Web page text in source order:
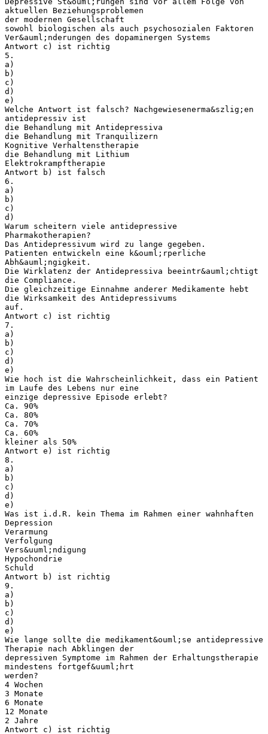
aktuellen Beziehungsproblemen
der modernen Gesellschaft
sowohl biologischen als auch psychosozialen Faktoren
Ver&auml;nderungen des dopaminergen Systems
Antwort c) ist richtig
5.
a)
b)
c)
d)
e)
Welche Antwort ist falsch? Nachgewiesenerma&szlig;en
antidepressiv ist
die Behandlung mit Antidepressiva
die Behandlung mit Tranquilizern
Kognitive Verhaltenstherapie
die Behandlung mit Lithium
Elektrokrampftherapie
Antwort b) ist falsch
6.
a)
b)
c)
d)
Warum scheitern viele antidepressive
Pharmakotherapien?
Das Antidepressivum wird zu lange gegeben.
Patienten entwickeln eine k&ouml;rperliche
Abh&auml;ngigkeit.
Die Wirklatenz der Antidepressiva beeintr&auml;chtigt
die Compliance.
Die gleichzeitige Einnahme anderer Medikamente hebt
die Wirksamkeit des Antidepressivums
auf.
Antwort c) ist richtig
7.
a)
b)
c)
d)
e)
Wie hoch ist die Wahrscheinlichkeit, dass ein Patient
im Laufe des Lebens nur eine
einzige depressive Episode erlebt?
Ca. 90%
Ca. 80%
Ca. 70%
Ca. 60%
kleiner als 50%
Antwort e) ist richtig
8.
a)
b)
c)
d)
e)
Was ist i.d.R. kein Thema im Rahmen einer wahnhaften
Depression
Verarmung
Verfolgung
Vers&uuml;ndigung
Hypochondrie
Schuld
Antwort b) ist richtig
9.
a)
b)
c)
d)
e)
Wie lange sollte die medikament&ouml;se antidepressive
Therapie nach Abklingen der
depressiven Symptome im Rahmen der Erhaltungstherapie
mindestens fortgef&uuml;hrt
werden?
4 Wochen
3 Monate
6 Monate
12 Monate
2 Jahre
Antwort c) ist richtig